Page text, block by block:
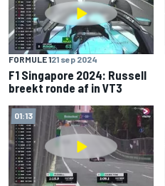
FORMULE 121 sep 2024
F1 Singapore 2024: Russell
breekt ronde af in VT3
01:13